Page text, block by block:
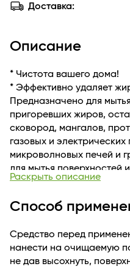
Доставка:
Описание
* Чистота вашего дома!
* Эффективно удаляет
Предназначено для
пригоревших жиров,
сковород, мангалов,
газовых и электрических
микроволновых печей и
для мытья поверхностей
Предназначение:
Средство нанести на
тканью, губкой или
водой.
При сильном
Раскрыть описание
Способ
Средство перед
нанести на очищаемую
не дав высохнуть,